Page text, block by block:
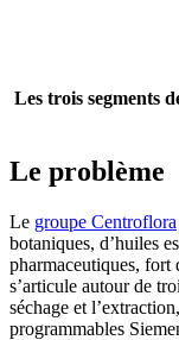
Les trois segments
Le problème
Le groupe Centroflora
botaniques, d’huiles
pharmaceutiques, fort
s’articule autour de
séchage et
programmables